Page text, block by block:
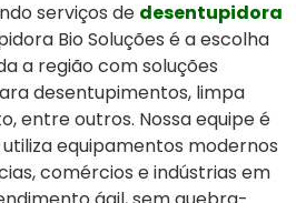
serviços de desentupidora
Bio Soluções é a escolha
a região com soluções
desentupimentos, limpa
entre outros. Nossa equipe é
equipamentos modernos
comércios e indústrias em